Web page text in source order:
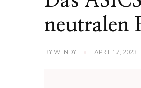
neutralen
BYWENDY APRIL 17, 2023